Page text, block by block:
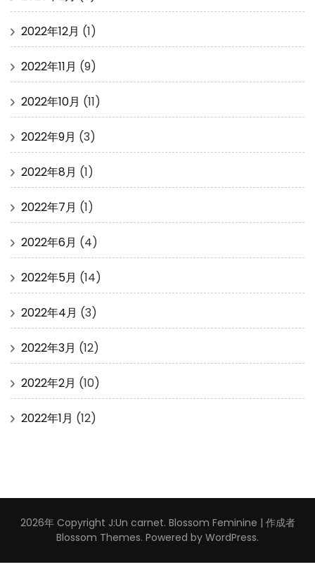
2022年12月 (1)
2022年11月 (9)
2022年10月 (11)
2022年9月 (3)
2022年8月 (1)
2022年7月 (1)
2022年6月 (4)
2022年5月 (14)
2022年4月 (3)
2022年3月 (12)
2022年2月 (10)
2022年1月 (12)
2026年 Copyright J:Un carnet. Blossom Feminine | 作成者
Blossom Themes. Powered by WordPress.